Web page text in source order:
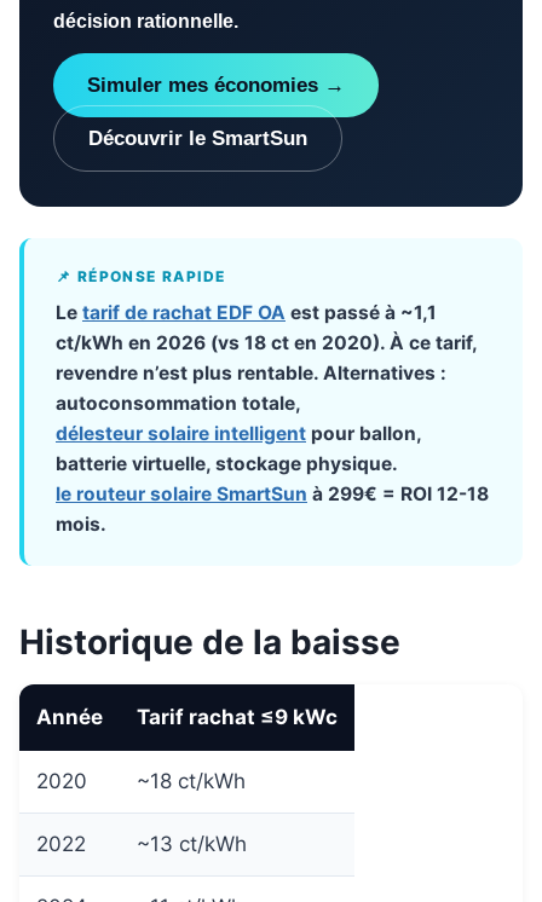
décision rationnelle.
Simuler mes économies →
Découvrir le SmartSun
📌 RÉPONSE RAPIDE
Le tarif de rachat EDF OA est passé à ~1,1
ct/kWh en 2026 (vs 18 ct en 2020). À ce tarif,
revendre n’est plus rentable. Alternatives :
autoconsommation totale,
délesteur solaire intelligent pour ballon,
batterie virtuelle, stockage physique.
le routeur solaire SmartSun à 299€ = ROI 12-18
mois.
Historique de la baisse
Année Tarif rachat ≤9 kWc
2020 ~18 ct/kWh
2022 ~13 ct/kWh